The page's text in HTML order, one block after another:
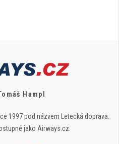
Hampl
1997 pod názvem Letecká doprava.
jako Airways.cz.